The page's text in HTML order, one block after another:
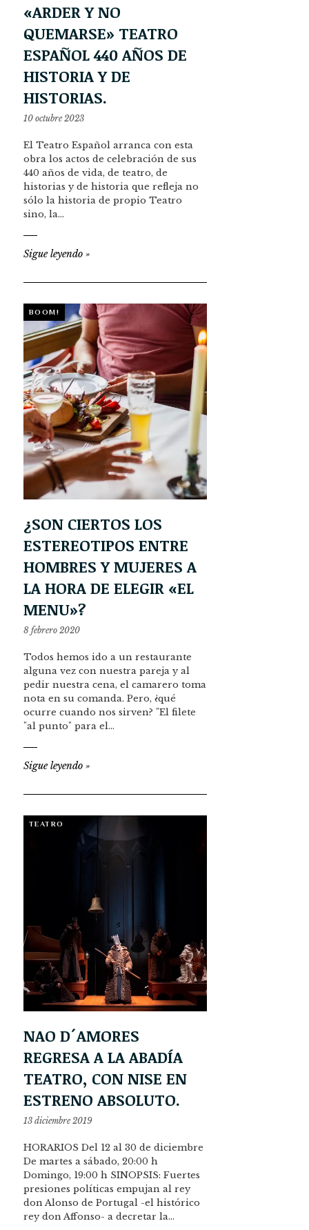
«ARDER Y NO
QUEMARSE» TEATRO
ESPAÑOL 440 AÑOS DE
HISTORIA Y DE
HISTORIAS.
10 octubre 2023
El Teatro Español arranca con esta
obra los actos de celebración de sus
440 años de vida, de teatro, de
historias y de historia que refleja no
sólo la historia de propio Teatro
sino, la…
Sigue leyendo »
BOOM!
¿SON CIERTOS LOS
ESTEREOTIPOS ENTRE
HOMBRES Y MUJERES A
LA HORA DE ELEGIR «EL
MENU»?
8 febrero 2020
Todos hemos ido a un restaurante
alguna vez con nuestra pareja y al
pedir nuestra cena, el camarero toma
nota en su comanda. Pero, ¿qué
ocurre cuando nos sirven? "El filete
"al punto" para el…
Sigue leyendo »
TEATRO
NAO D´AMORES
REGRESA A LA ABADÍA
TEATRO, CON NISE EN
ESTRENO ABSOLUTO.
13 diciembre 2019
HORARIOS Del 12 al 30 de diciembre
De martes a sábado, 20:00 h
Domingo, 19:00 h SINOPSIS: Fuertes
presiones políticas empujan al rey
don Alonso de Portugal -el histórico
rey don Affonso- a decretar la…